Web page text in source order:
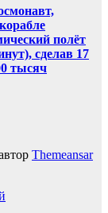
полёт
сделав 17
тысяч
Themeansar